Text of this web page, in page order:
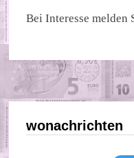
Bei Interesse melden
wonachrichten